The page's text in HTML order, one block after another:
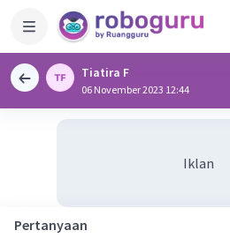
Tiatira F
06 November 2023 12:44
Iklan
Pertanyaan